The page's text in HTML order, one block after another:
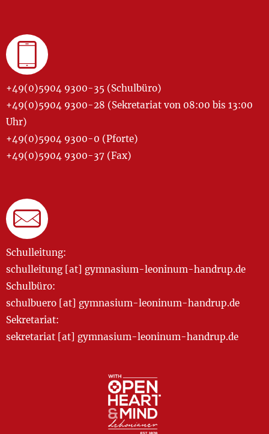
+49(0)5904 9300-35 (Schulbüro)
+49(0)5904 9300-28 (Sekretariat von 08:00 bis 13:00
Uhr)
+49(0)5904 9300-0 (Pforte)
+49(0)5904 9300-37 (Fax)
Schulleitung:
schulleitung [at] gymnasium-leoninum-handrup.de
Schulbüro:
schulbuero [at] gymnasium-leoninum-handrup.de
Sekretariat:
sekretariat [at] gymnasium-leoninum-handrup.de